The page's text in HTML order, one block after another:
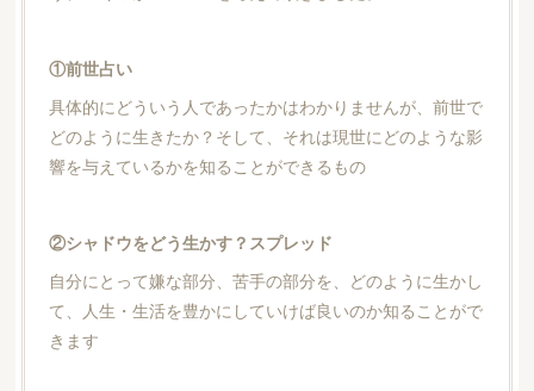
①前世占い
具体的にどういう人であったかはわかりませんが、前世で
どのように生きたか？そして、それは現世にどのような影
響を与えているかを知ることができるもの
②シャドウをどう生かす？スプレッド
自分にとって嫌な部分、苦手の部分を、どのように生かし
て、人生・生活を豊かにしていけば良いのか知ることがで
きます